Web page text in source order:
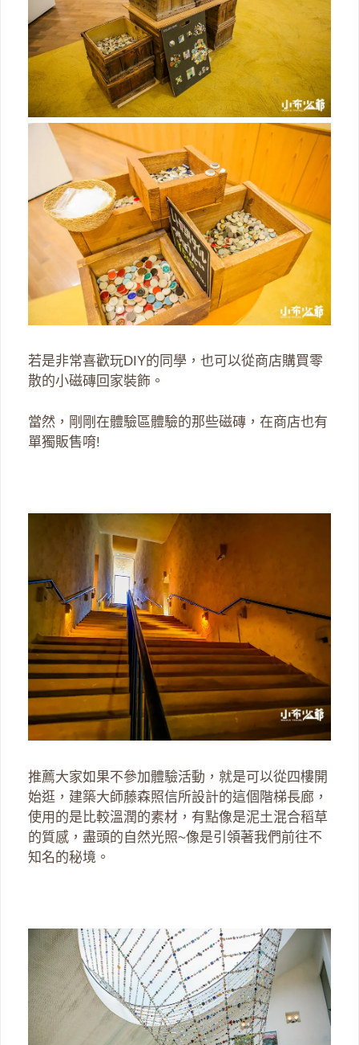
若是非常喜歡玩DIY的同學，也可以從商店購買零
散的小磁磚回家裝飾。
當然，剛剛在體驗區體驗的那些磁磚，在商店也有
單獨販售唷!
推薦大家如果不參加體驗活動，就是可以從四樓開
始逛，建築大師藤森照信所設計的這個階梯長廊，
使用的是比較溫潤的素材，有點像是泥土混合稻草
的質感，盡頭的自然光照~像是引領著我們前往不
知名的秘境。